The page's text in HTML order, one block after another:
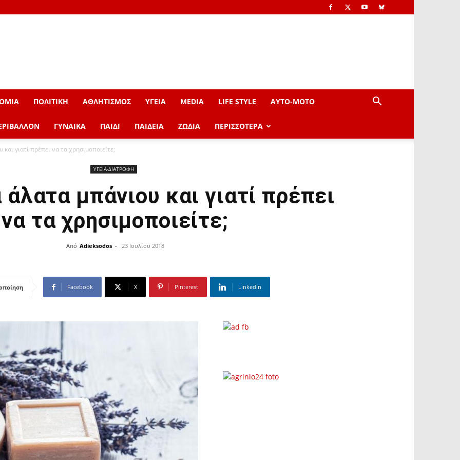
ΠΟΛΙΤΙΚΗ ΑΘΛΗΤΙΣΜΟΣ ΥΓΕΙΑ MEDIA LIFE STYLE AYTO-ΜOTO
ΓΥΝΑΙΚΑ ΠΑΙΔΙ ΠΑΙΔΕΙΑ ΖΩΔΙΑ ΠΕΡΙΣΣΟΤΕΡΑ
και γιατί πρέπει να τα χρησιμοποιείτε;
ΥΓΕΙΑ-ΔΙΑΤΡΟΦΗ
άλατα μπάνιου και γιατί πρέπει
να τα χρησιμοποιείτε;
Από Adieksodos - 23 Ιουλίου 2018
Facebook X Pinterest Linkedin